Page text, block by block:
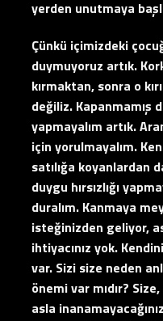
yerden unutmaya
Çünkü içimizdeki
duymuyoruz artık.
kırmaktan, sonra o
değiliz. Kapanmamış
yapmayalım artık.
için yorulmayalım.
satılığa koyanlardan
duygu hırsızlığı
duralım. Kanmaya
isteğinizden geliyor,
ihtiyacınız yok.
var. Sizi size neden
önemi var mıdır?
asla